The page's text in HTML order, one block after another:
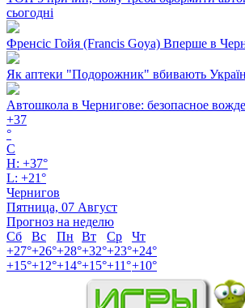
сьогодні
Френсіс Гойя (Francis Goya) Вперше в
Як аптеки "Подорожник" вбивають
Автошкола в Чернигове: безопасное
+37
°
C
H: +37°
L: +21°
Чернигов
Пятница, 07 Август
Прогноз на неделю
Сб
Вс Пн Вт Ср
Чт
+27°+26°+28°+32°+23°+24°
+15°+12°+14°+15°+11°+10°